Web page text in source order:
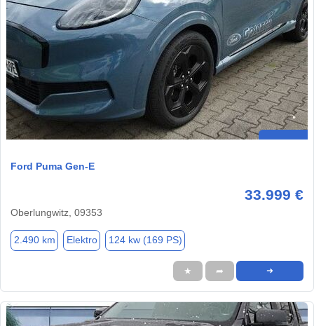
Ford Puma Gen-E
33.999 €
Oberlungwitz, 09353
2.490 km Elektro 124 kw (169 PS)
★ ➦ ➜